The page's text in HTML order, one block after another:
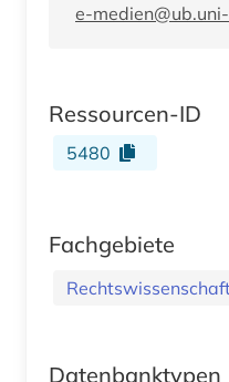
e-
Ressourcen-ID
5480
Fachgebiete
Datenbanktypen